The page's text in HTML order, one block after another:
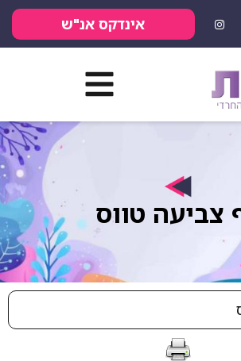
אינדקס אנ"ש
צביעה טווס